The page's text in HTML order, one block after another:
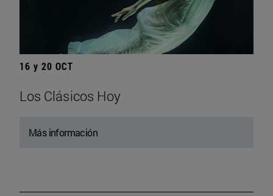
16 y 20 OCT
Los Clásicos Hoy
Más información